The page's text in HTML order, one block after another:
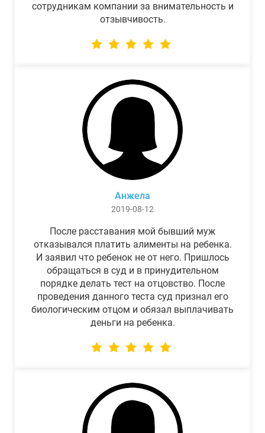
сотрудникам компании за внимательность и
отзывчивость.
Анжела
2019-08-12
После расставания мой бывший муж
отказывался платить алименты на ребенка.
И заявил что ребенок не от него. Пришлось
обращаться в суд и в принудительном
порядке делать тест на отцовство. После
проведения данного теста суд признал его
биологическим отцом и обязал выплачивать
деньги на ребенка.